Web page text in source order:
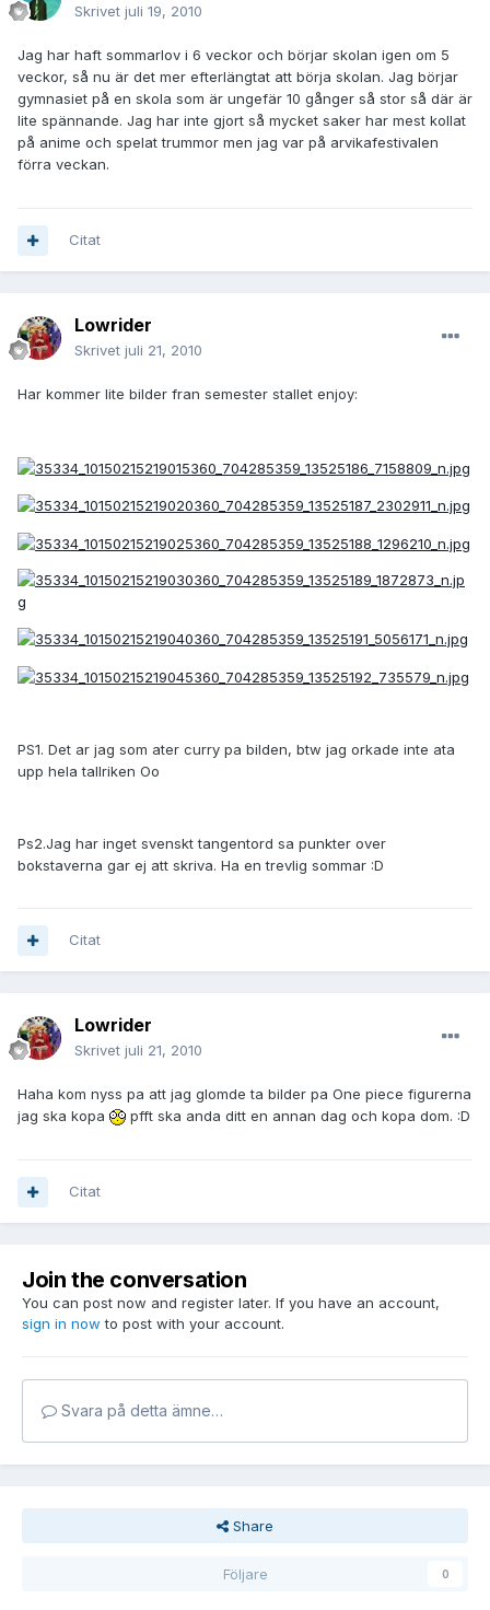
Skrivet juli 19, 2010
Jag har haft sommarlov i 6 veckor och börjar skolan igen om 5
veckor, så nu är det mer efterlängtat att börja skolan. Jag börjar
gymnasiet på en skola som är ungefär 10 gånger så stor så där är
lite spännande. Jag har inte gjort så mycket saker har mest kollat
på anime och spelat trummor men jag var på arvikafestivalen
förra veckan.
Citat
Lowrider
Skrivet juli 21, 2010
Har kommer lite bilder fran semester stallet enjoy:
PS1. Det ar jag som ater curry pa bilden, btw jag orkade inte ata
upp hela tallriken Oo
Ps2.Jag har inget svenskt tangentord sa punkter over
bokstaverna gar ej att skriva. Ha en trevlig sommar :D
Citat
Lowrider
Skrivet juli 21, 2010
Haha kom nyss pa att jag glomde ta bilder pa One piece figurerna
jag ska kopa
pfft ska anda ditt en annan dag och kopa dom. :D
Citat
Join the conversation
You can post now and register later. If you have an account,
sign in now to post with your account.
Svara på detta ämne…
Share
Följare 0